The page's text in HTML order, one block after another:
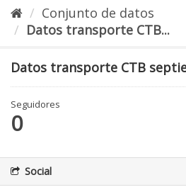
Conjunto de datos
Datos transporte CTB...
Datos transporte CTB
Seguidores
0
Social